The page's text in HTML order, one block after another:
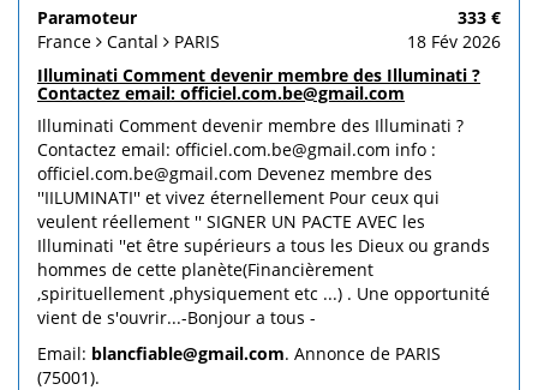
Paramoteur
333 €
France
Cantal PARIS
18 Fév 2026
Illuminati Comment devenir membre des Illuminati ?
Contactez email: officiel.com.be@gmail.com
Illuminati Comment devenir membre des Illuminati ?
Contactez email: officiel.com.be@gmail.com info :
officiel.com.be@gmail.com Devenez membre des
''IILUMINATI'' et vivez éternellement Pour ceux qui
veulent réellement '' SIGNER UN PACTE AVEC les
Illuminati ''et être supérieurs a tous les Dieux ou grands
hommes de cette planète(Financièrement
,spirituellement ,physiquement etc ...) . Une opportunité
vient de s'ouvrir...-Bonjour a tous -
Email: blancfiable@gmail.com. Annonce de PARIS
(75001).